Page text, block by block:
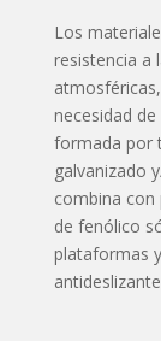
Los
resistencia a
necesidad
formada por
galvanizado
combina con
de fenólico
plataformas